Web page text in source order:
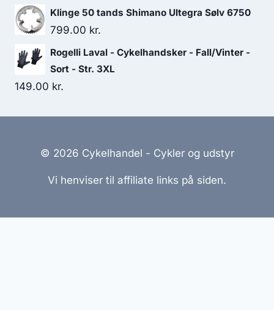
Klinge 50 tands Shimano Ultegra Sølv 6750
799.00 kr.
Rogelli Laval - Cykelhandsker - Fall/Vinter -
Sort - Str. 3XL
149.00 kr.
© 2026 Cykelhandel - Cykler og udstyr
Vi henviser til affiliate links på siden.